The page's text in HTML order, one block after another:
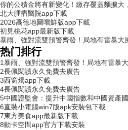
你的公積金將有新變化！繳存覆蓋麵擴大
北大腫瘤醫院app下載
2026高德地圖嚐鮮版app下載
初見桃花app最新版下載
暴雨、強對流雙預警齊發！局地有雷暴大
热门排行
1暴雨、強對流雙預警齊發！局地有雷暴
2長佩閱讀永久免費去廣告
3西窗燭app下載
4長佩閱讀永久免費去廣告
5中國證監會：提升中國指數和中國資產
6直裝小電腦win7版apk安裝包下載
7東方美食app最新版下載
8動卡空間app官方下載安裝